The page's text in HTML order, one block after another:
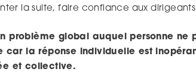
la suite, faire confiance aux dirigeants
problème global auquel personne ne
car la réponse individuelle est
et collective.